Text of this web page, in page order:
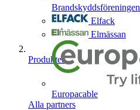
Brandskyddsföreningen
Elfack
Elmässan
Europacable
Alla partners
Produkter